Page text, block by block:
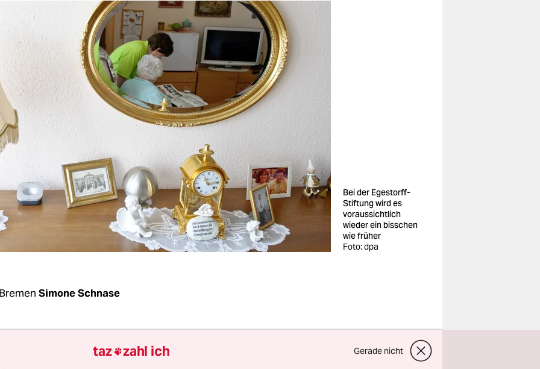
Bei der Egestorff-
Stiftung wird es
voraussichtlich
wieder ein bisschen
wie früher
Foto: dpa
Simone Schnase
Stiftung kehrt zurück zum Diakonischen Werk. Den
Aufnahmeantrag hat der Spitzenverband der
taz zahl ich Gerade nicht